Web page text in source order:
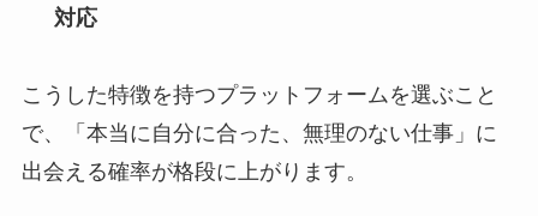
対応
こうした特徴を持つプラットフォームを選ぶこと
で、「本当に自分に合った、無理のない仕事」に
出会える確率が格段に上がります。